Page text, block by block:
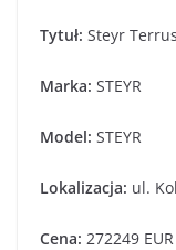
Tytuł: Steyr
Marka: STEYR
Model: STEYR
Lokalizacja: ul.
Cena: 272249 EUR